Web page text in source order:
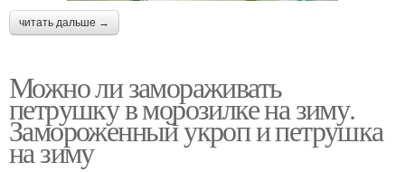
читать дальше →
Можно ли замораживать
петрушку в морозилке на зиму.
Замороженный укроп и петрушка
на зиму